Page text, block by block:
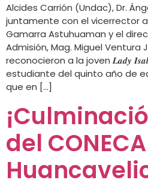
Alcides Carrión (Undac), Dr.
juntamente con el vicerrector
Gamarra Astuhuaman y el
Admisión, Mag. Miguel Ventura
reconocieron a la joven 𝑳𝒂𝒅𝒚
estudiante del quinto año de
que en […]
del